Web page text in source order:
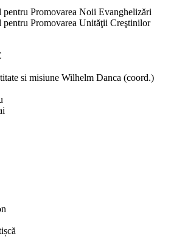
Promovarea Noii Evanghelizări
Promovarea Unităţii Creştinilor
si misiune Wilhelm Danca (coord.)